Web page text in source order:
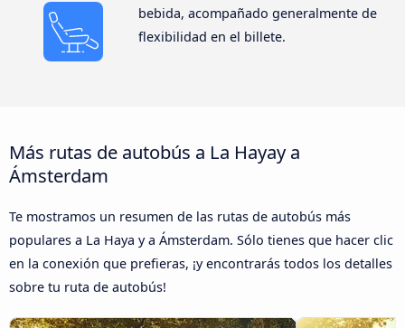
bebida, acompañado generalmente de
flexibilidad en el billete.
Más rutas de autobús a La Hayay a
Ámsterdam
Te mostramos un resumen de las rutas de autobús más
populares a La Haya y a Ámsterdam. Sólo tienes que hacer clic
en la conexión que prefieras, ¡y encontrarás todos los detalles
sobre tu ruta de autobús!